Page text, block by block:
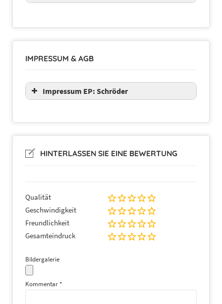
IMPRESSUM & AGB
Impressum EP: Schröder
HINTERLASSEN SIE EINE BEWERTUNG
Qualität
Geschwindigkeit
Freundlichkeit
Gesamteindruck
Bildergalerie
Kommentar *